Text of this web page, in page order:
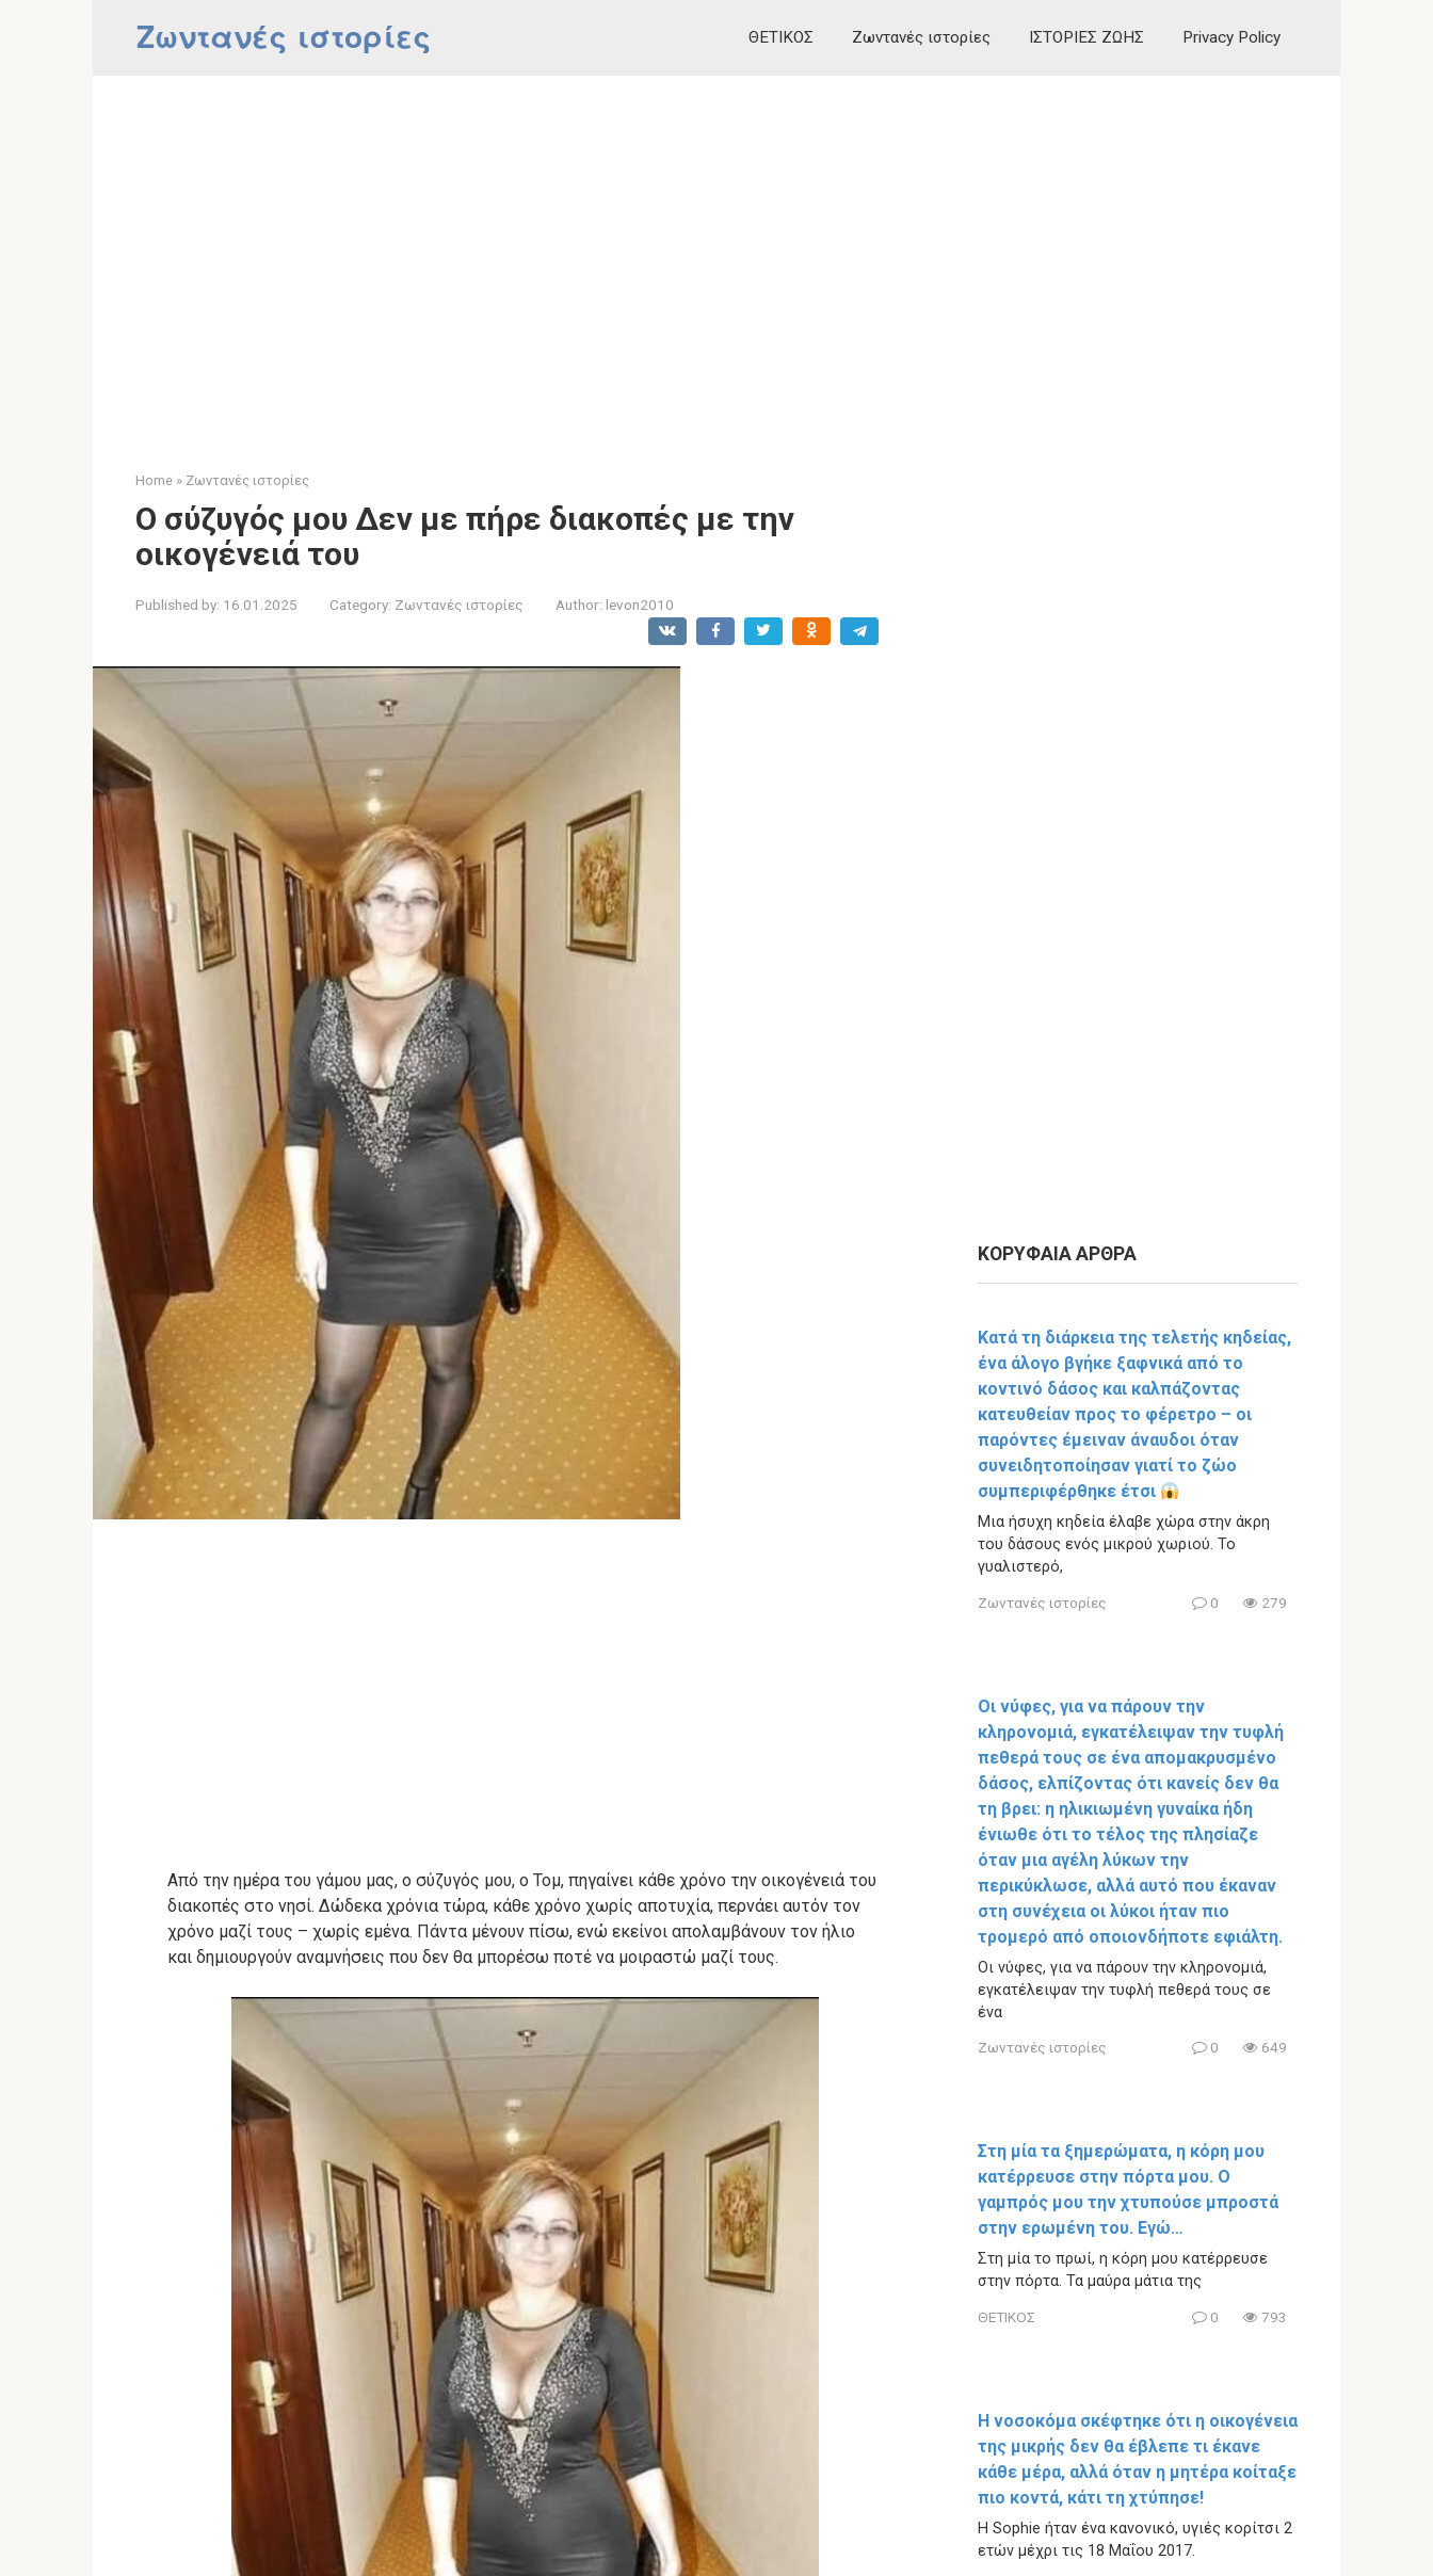
Ζωντανές ιστορίες ΘΕΤΙΚΟΣ Ζωντανές ιστορίες ΙΣΤΟΡΙΕΣ ΖΩΗΣ Privacy Policy
Home » Ζωντανές ιστορίες
Ο σύζυγός μου Δεν με πήρε διακοπές με την
οικογένειά του
Published by: 16.01.2025 Category: Ζωντανές ιστορίες Author: levon2010
Από την ημέρα του γάμου μας, ο σύζυγός μου, ο Τομ, πηγαίνει κάθε χρόνο την οικογένειά του
διακοπές στο νησί. Δώδεκα χρόνια τώρα, κάθε χρόνο χωρίς αποτυχία, περνάει αυτόν τον
χρόνο μαζί τους – χωρίς εμένα. Πάντα μένουν πίσω, ενώ εκείνοι απολαμβάνουν τον ήλιο
και δημιουργούν αναμνήσεις που δεν θα μπορέσω ποτέ να μοιραστώ μαζί τους.
ΚΟΡΥΦΑΙΑ ΑΡΘΡΑ
Κατά τη διάρκεια της τελετής κηδείας,
ένα άλογο βγήκε ξαφνικά από το
κοντινό δάσος και καλπάζοντας
κατευθείαν προς το φέρετρο – οι
παρόντες έμειναν άναυδοι όταν
συνειδητοποίησαν γιατί το ζώο
συμπεριφέρθηκε έτσι
Μια ήσυχη κηδεία έλαβε χώρα στην άκρη
του δάσους ενός μικρού χωριού. Το
γυαλιστερό,
Ζωντανές ιστορίες 0 279
Οι νύφες, για να πάρουν την
κληρονομιά, εγκατέλειψαν την τυφλή
πεθερά τους σε ένα απομακρυσμένο
δάσος, ελπίζοντας ότι κανείς δεν θα
τη βρει: η ηλικιωμένη γυναίκα ήδη
ένιωθε ότι το τέλος της πλησίαζε
όταν μια αγέλη λύκων την
περικύκλωσε, αλλά αυτό που έκαναν
στη συνέχεια οι λύκοι ήταν πιο
τρομερό από οποιονδήποτε εφιάλτη.
Οι νύφες, για να πάρουν την κληρονομιά,
εγκατέλειψαν την τυφλή πεθερά τους σε
ένα
Ζωντανές ιστορίες 0 649
Στη μία τα ξημερώματα, η κόρη μου
κατέρρευσε στην πόρτα μου. Ο
γαμπρός μου την χτυπούσε μπροστά
στην ερωμένη του. Εγώ…
Στη μία το πρωί, η κόρη μου κατέρρευσε
στην πόρτα. Τα μαύρα μάτια της
ΘΕΤΙΚΟΣ 0 793
Η νοσοκόμα σκέφτηκε ότι η οικογένεια
της μικρής δεν θα έβλεπε τι έκανε
κάθε μέρα, αλλά όταν η μητέρα κοίταξε
πιο κοντά, κάτι τη χτύπησε!
Η Sophie ήταν ένα κανονικό, υγιές κορίτσι 2
ετών μέχρι τις 18 Μαΐου 2017.